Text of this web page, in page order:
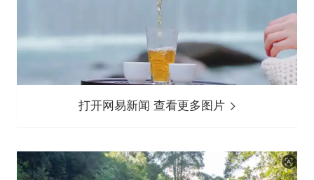
打开网易新闻 查看更多图片